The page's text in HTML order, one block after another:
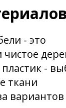
- это
-
ткани
вариантов